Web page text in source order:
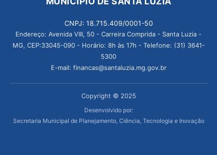
CNPJ: 18.715.409/0001-50
Endereço: Avenida VIII, 50 - Carreira Comprida - Santa Luzia -
MG, CEP:33045-090 - Horário: 8h às 17h - Telefone: (31) 3641-
5300
E-mail: financas@santaluzia.mg.gov.br
Copyright © 2025
Desenvolvido por:
Secretaria Municipal de Planejamento, Ciência, Tecnologia e Inovação